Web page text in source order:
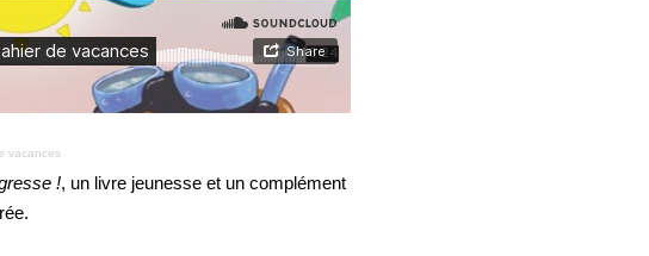
vacances
!, un livre jeunesse et un complément